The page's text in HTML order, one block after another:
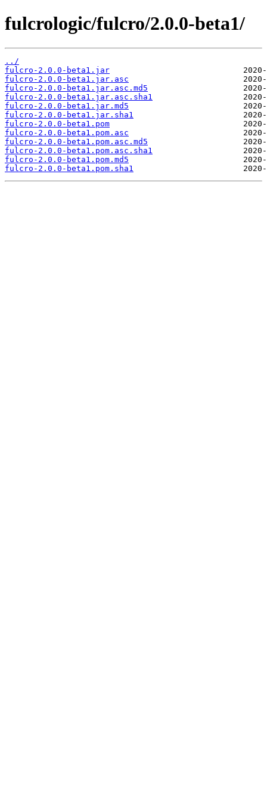
fulcrologic/fulcro/2.0.0-beta1/
../
fulcro-2.0.0-beta1.jar
fulcro-2.0.0-beta1.jar.asc
fulcro-2.0.0-beta1.jar.asc.md5
fulcro-2.0.0-beta1.jar.asc.sha1
fulcro-2.0.0-beta1.jar.md5
fulcro-2.0.0-beta1.jar.sha1
fulcro-2.0.0-beta1.pom
fulcro-2.0.0-beta1.pom.asc
fulcro-2.0.0-beta1.pom.asc.md5
fulcro-2.0.0-beta1.pom.asc.sha1
fulcro-2.0.0-beta1.pom.md5
fulcro-2.0.0-beta1.pom.sha1